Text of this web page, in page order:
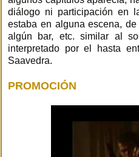
diálogo ni participación en
estaba en alguna escena,
algún bar, etc. similar al
interpretado por el hasta
Saavedra.
PROMOCIÓN